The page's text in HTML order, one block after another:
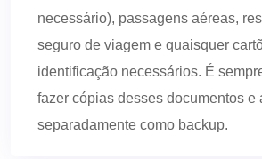
necessário), passagens aéreas,
seguro de viagem e quaisquer
identificação necessários. É
fazer cópias desses documentos e
separadamente como backup.